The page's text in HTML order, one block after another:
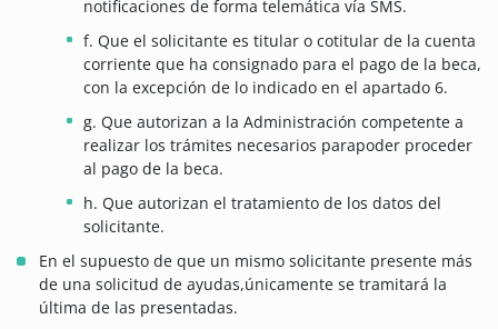
notificaciones de forma telemática vía SMS.
f. Que el solicitante es titular o cotitular de la cuenta
corriente que ha consignado para el pago de la beca,
con la excepción de lo indicado en el apartado 6.
g. Que autorizan a la Administración competente a
realizar los trámites necesarios parapoder proceder
al pago de la beca.
h. Que autorizan el tratamiento de los datos del
solicitante.
En el supuesto de que un mismo solicitante presente más
de una solicitud de ayudas,únicamente se tramitará la
última de las presentadas.